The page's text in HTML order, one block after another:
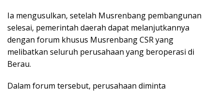
Ia mengusulkan, setelah Musrenbang pembangunan
selesai, pemerintah daerah dapat melanjutkannya
dengan forum khusus Musrenbang CSR yang
melibatkan seluruh perusahaan yang beroperasi di
Berau.
Dalam forum tersebut, perusahaan diminta